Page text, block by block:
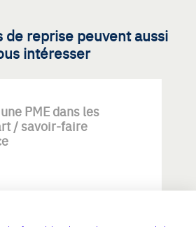
de reprise peuvent aussi
intéresser
PME dans les
/ savoir-faire